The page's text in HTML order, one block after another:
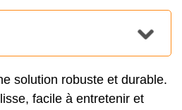
solution robuste et durable.
facile à entretenir et